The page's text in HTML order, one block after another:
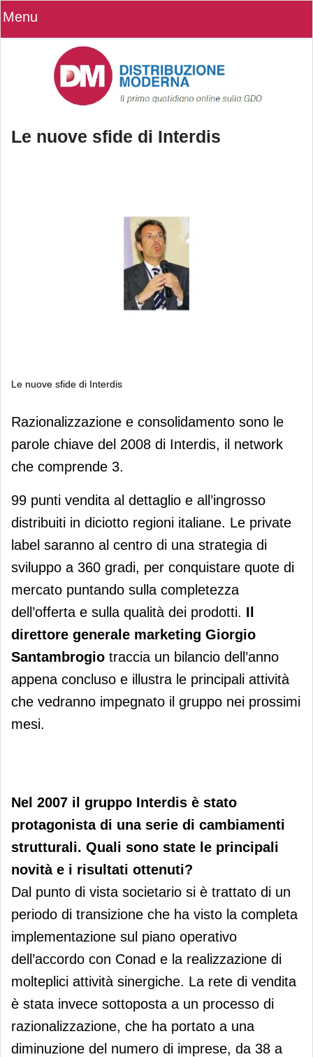
Menu
Le nuove sfide di Interdis
Le nuove sfide di Interdis
Le nuove sfide di Interdis
Razionalizzazione e consolidamento sono le
parole chiave del 2008 di Interdis, il network
che comprende 3.
99 punti vendita al dettaglio e all’ingrosso
distribuiti in diciotto regioni italiane. Le private
label saranno al centro di una strategia di
sviluppo a 360 gradi, per conquistare quote di
mercato puntando sulla completezza
dell’offerta e sulla qualità dei prodotti. Il
direttore generale marketing Giorgio
Santambrogio traccia un bilancio dell’anno
appena concluso e illustra le principali attività
che vedranno impegnato il gruppo nei prossimi
mesi.
Nel 2007 il gruppo Interdis è stato
protagonista di una serie di cambiamenti
strutturali. Quali sono state le principali
novità e i risultati ottenuti?
Dal punto di vista societario si è trattato di un
periodo di transizione che ha visto la completa
implementazione sul piano operativo
dell’accordo con Conad e la realizzazione di
molteplici attività sinergiche. La rete di vendita
è stata invece sottoposta a un processo di
razionalizzazione, che ha portato a una
diminuzione del numero di imprese, da 38 a